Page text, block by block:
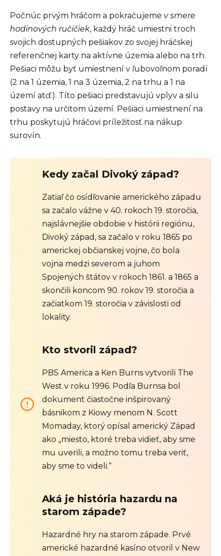
Počnúc prvým hráčom a pokračujeme v smere
hodinových ručičiek, každý hráč umiestni troch
svojich dostupných pešiakov zo svojej hráčskej
referenčnej karty na aktívne územia alebo na trh.
Pešiaci môžu byť umiestnení v ľubovoľnom poradí
(2 na 1 územia, 1 na 3 územia, 2 na trhu a 1 na
území atď.). Títo pešiaci predstavujú vplyv a silu
postavy na určitom území. Pešiaci umiestnení na
trhu poskytujú hráčovi príležitosť na nákup
surovín.
Kedy začal Divoký západ?
Zatiaľ čo osídľovanie amerického západu
sa začalo vážne v 40. rokoch 19. storočia,
najslávnejšie obdobie v histórii regiónu,
Divoký západ, sa začalo v roku 1865 po
americkej občianskej vojne, čo bola
vojna medzi severom a juhom
Spojených štátov v rokoch 1861. a 1865 a
skončili koncom 90. rokov 19. storočia a
začiatkom 19. storočia v závislosti od
lokality.
Kto stvoril západ?
PBS America a Ken Burns vytvorili The
West v roku 1996. Podľa Burnsa bol
dokument čiastočne inšpirovaný
básnikom z Kiowy menom N. Scott
Momaday, ktorý opísal americký Západ
ako „miesto, ktoré treba vidieť, aby sme
mu uverili, a možno tomu treba veriť,
aby sme to videli.“
Aká je história hazardu na
starom západe?
Hazardné hry na starom západe. Prvé
americké hazardné kasíno otvoril v New